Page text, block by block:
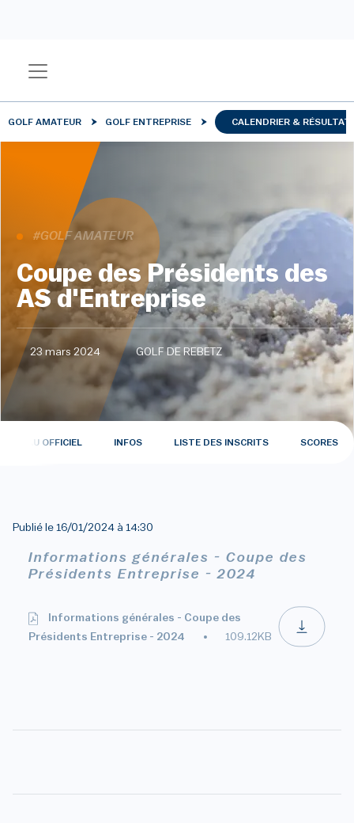
GOLF AMATEUR GOLF ENTREPRISE CALENDRIER &
#GOLF AMATEUR
Coupe des Présidents des
AS d'Entreprise
23 mars 2024 GOLF DE REBETZ
OFFICIEL INFOS LISTE DES INSCRITS SCORES
Publié le 16/01/2024 à 14:30
Informations générales - Coupe des
Présidents Entreprise - 2024
Informations générales - Coupe des
Présidents Entreprise - 2024
109.12KB